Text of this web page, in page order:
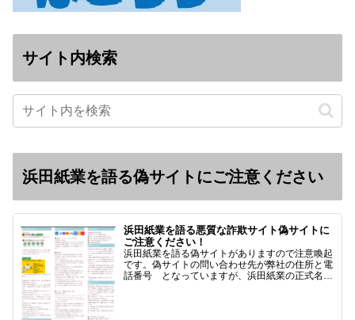
サイト内検索
浜田紙業を語る偽サイトにご注意ください
浜田紙業を語る悪質な詐欺サイト偽サイトに
ご注意ください！
浜田紙業を語る偽サイトがありますので注意喚起
です。偽サイトの問い合わせ先が弊社の住所と電
話番号 となっていますが、浜田紙業の正式名称